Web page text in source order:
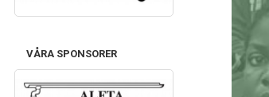
VÅRA SPONSORER